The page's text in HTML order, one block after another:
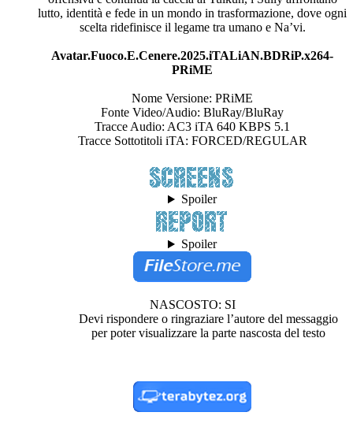
lutto, identità e fede in un mondo in trasformazione, dove ogni
scelta ridefinisce il legame tra umano e Na’vi.
Avatar.Fuoco.E.Cenere.2025.iTALiAN.BDRiP.x264-
PRiME
Nome Versione: PRiME
Fonte Video/Audio: BluRay/BluRay
Tracce Audio: AC3 iTA 640 KBPS 5.1
Tracce Sottotitoli iTA: FORCED/REGULAR
Spoiler
Spoiler
NASCOSTO: SI
Devi rispondere o ringraziare l’autore del messaggio
per poter visualizzare la parte nascosta del testo